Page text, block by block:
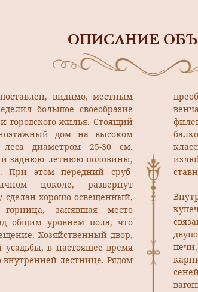
ОПИСАНИЕ
видимо, местным
большое своеобразие
городского жилья. Стоящий
дом на высоком
диаметром 25-30 см.
заднюю летнюю половины,
При этом передний сруб-
цоколе, развернут
сделан хорошо освещенный,
занявшая место
общим уровнем пола, что
Хозяйственный двор,
усадьбы, в настоящее время
внутренней лестнице. Рядом